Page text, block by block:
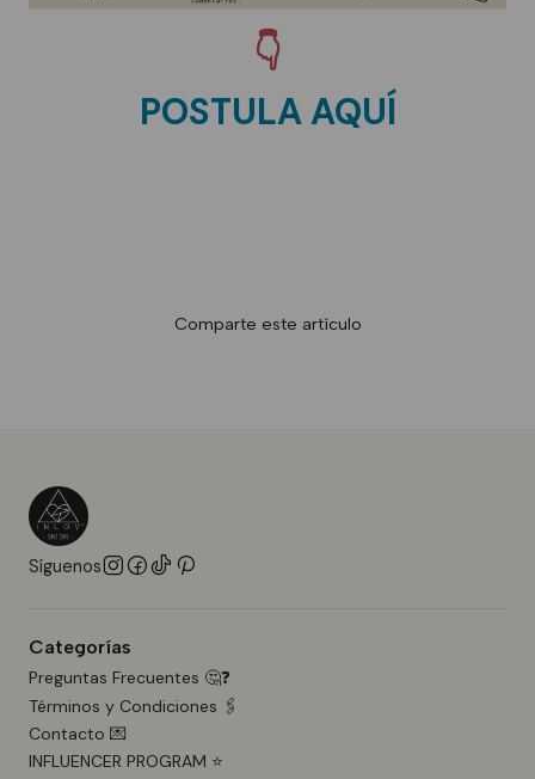
👇
POSTULA AQUÍ
Comparte este artículo
Síguenos
Categorías
Preguntas Frecuentes 🤔❓
Términos y Condiciones 🖇️
Contacto 💌
INFLUENCER PROGRAM ⭐